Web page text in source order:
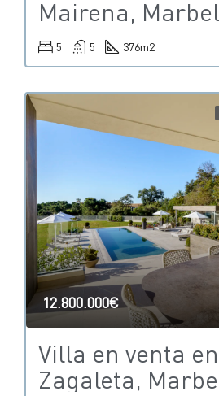
Mairena,
5 5 376m2
12.800.000€
Villa en venta
Zagaleta,